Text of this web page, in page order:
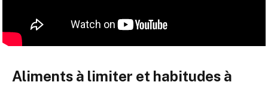
Aliments à limiter et habitudes à